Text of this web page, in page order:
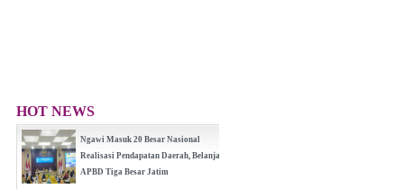
HOT NEWS
Ngawi Masuk 20 Besar Nasional
Realisasi Pendapatan Daerah, Belanja
APBD Tiga Besar Jatim